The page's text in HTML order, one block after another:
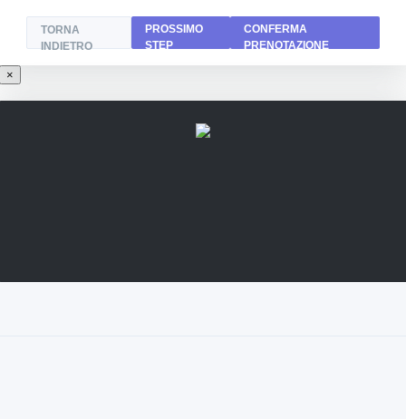
TORNA
INDIETRO
PROSSIMO
STEP
CONFERMA
PRENOTAZIONE
×